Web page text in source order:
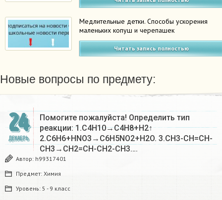
Медлительные детки. Способы ускорения
маленьких копуш и черепашек
Читать запись полностью
Новые вопросы по предмету:
24
ДЕКАБРЬ
Помогите пожалуйста! Определить тип
реакции: 1.C4H10→C4H8+H2↑
2.C6H6+HNO3→C6H5NO2+H2O. 3.CH3-CH=CH-
CH3→CH2=CH-CH2-CH3….
Автор: h99317401
Предмет: Химия
Уровень: 5 - 9 класс